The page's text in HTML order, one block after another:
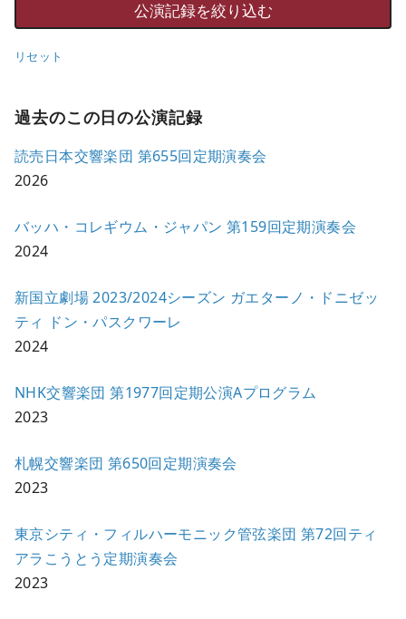
リセット
過去のこの日の公演記録
読売日本交響楽団 第655回定期演奏会
2026
バッハ・コレギウム・ジャパン 第159回定期演奏会
2024
新国立劇場 2023/2024シーズン ガエターノ・ドニゼッ
ティ ドン・パスクワーレ
2024
NHK交響楽団 第1977回定期公演Aプログラム
2023
札幌交響楽団 第650回定期演奏会
2023
東京シティ・フィルハーモニック管弦楽団 第72回ティ
アラこうとう定期演奏会
2023